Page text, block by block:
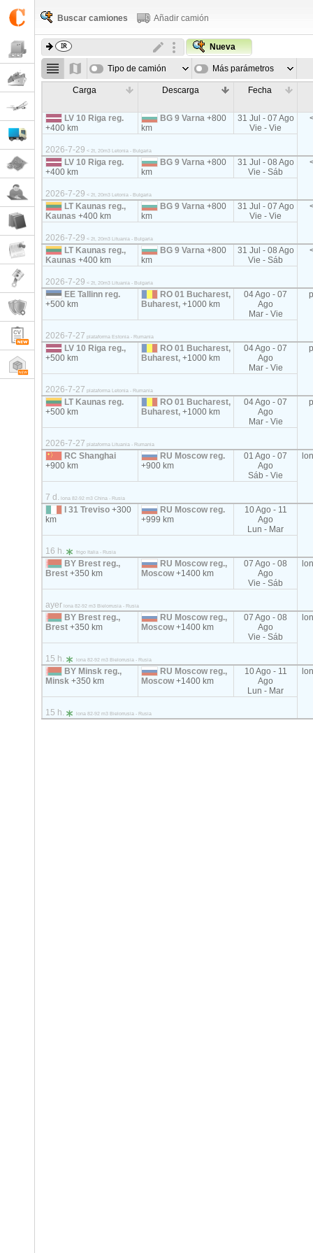
Buscar camiones Añadir camión
Nueva
Tipo de camión Más parámetros
Carga Descarga Fecha
LV 10 Riga reg.
+400 km
BG 9 Varna+800
km
31 Jul - 07 Ago
Vie - Vie
2026-7-29 < 2t, 20m3 Letonia - Bulgaria
LV 10 Riga reg.
+400 km
BG 9 Varna+800
km
31 Jul - 08 Ago
Vie - Sáb
2026-7-29 < 2t, 20m3 Letonia - Bulgaria
LT Kaunas reg.,
Kaunas+400 km
BG 9 Varna+800
km
31 Jul - 07 Ago
Vie - Vie
2026-7-29 < 2t, 20m3 Lituania - Bulgaria
LT Kaunas reg.,
Kaunas+400 km
BG 9 Varna+800
km
31 Jul - 08 Ago
Vie - Sáb
2026-7-29 < 2t, 20m3 Lituania - Bulgaria
EE Tallinn reg.
+500 km
RO 01 Bucharest,
Buharest,+1000 km
04 Ago - 07
Ago
Mar - Vie
2026-7-27 plataforma Estonia - Rumania
LV 10 Riga reg.,
+500 km
RO 01 Bucharest,
Buharest,+1000 km
04 Ago - 07
Ago
Mar - Vie
2026-7-27 plataforma Letonia - Rumania
LT Kaunas reg.
+500 km
RO 01 Bucharest,
Buharest,+1000 km
04 Ago - 07
Ago
Mar - Vie
2026-7-27 plataforma Lituania - Rumania
RC Shanghai
+900 km
RU Moscow reg.
+900 km
01 Ago - 07
Ago
Sáb - Vie
7 d. lona 82-92 m3 China - Rusia
I 31 Treviso+300
km
RU Moscow reg.
+999 km
10 Ago - 11
Ago
Lun - Mar
16 h. frigo Italia - Rusia
BY Brest reg.,
Brest+350 km
RU Moscow reg.,
Moscow+1400 km
07 Ago - 08
Ago
Vie - Sáb
ayer lona 82-92 m3 Bielorrusia - Rusia
BY Brest reg.,
Brest+350 km
RU Moscow reg.,
Moscow+1400 km
07 Ago - 08
Ago
Vie - Sáb
15 h. lona 82-92 m3 Bielorrusia - Rusia
BY Minsk reg.,
Minsk+350 km
RU Moscow reg.,
Moscow+1400 km
10 Ago - 11
Ago
Lun - Mar
15 h. lona 82-92 m3 Bielorrusia - Rusia